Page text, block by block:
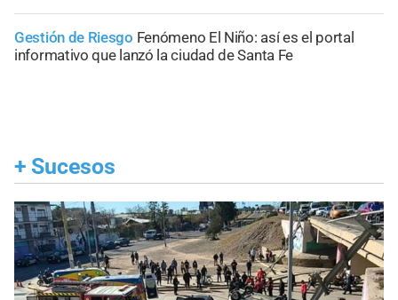
Gestión de Riesgo Fenómeno El Niño: así es el portal
informativo que lanzó la ciudad de Santa Fe
+ Sucesos